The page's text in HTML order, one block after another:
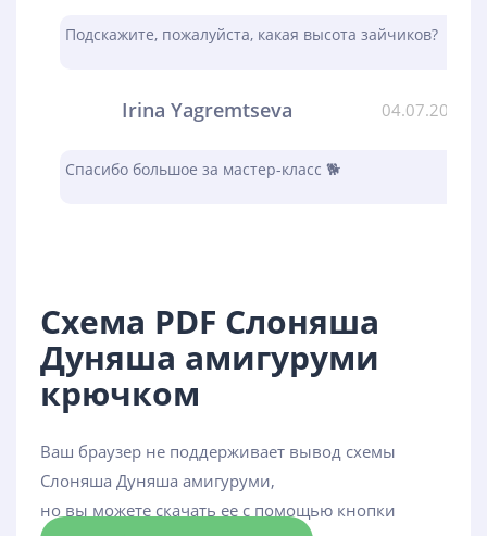
Подскажите, пожалуйста, какая высота зайчиков?
Irina Yagremtseva 04.07.2023
Спасибо большое за мастер-класс 🐕
Схема PDF Слоняша
Дуняша амигуруми
крючком
Ваш браузер не поддерживает вывод схемы
Слоняша Дуняша амигуруми,
но вы можете скачать ее с помощью кнопки